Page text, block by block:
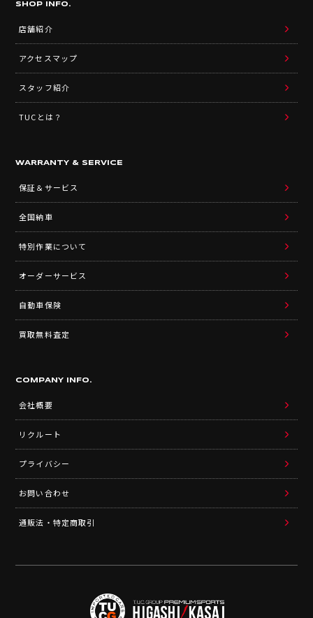
SHOP INFO.
店舗紹介
アクセスマップ
スタッフ紹介
TUCとは？
WARRANTY & SERVICE
保証＆サービス
全国納車
特別作業について
オーダーサービス
自動車保険
買取無料査定
COMPANY INFO.
会社概要
リクルート
プライバシー
お問い合わせ
通販法・特定商取引